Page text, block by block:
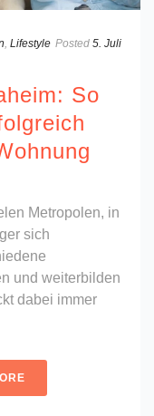
, Lifestyle Posted 5. Juli
So
Metropolen, in
sich
und weiterbilden
dabei immer